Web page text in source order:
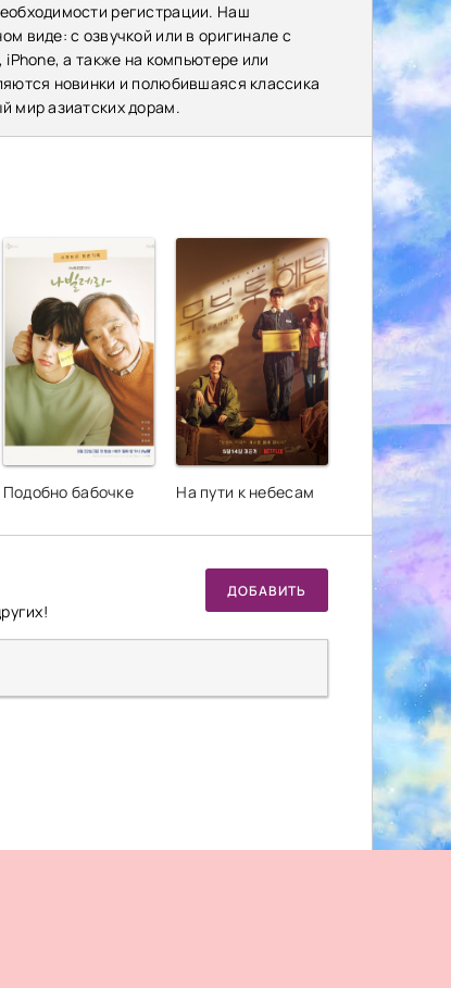
регистрации. Наш
виде: с озвучкой или в оригинале с
а также на компьютере или
новинки и полюбившаяся классика
мир азиатских дорам.
Подобно бабочке На пути к небесам
ДОБАВИТЬ